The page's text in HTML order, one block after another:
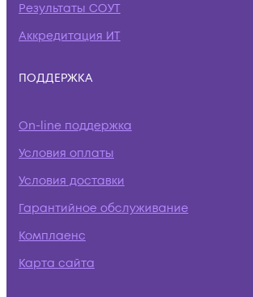
Результаты СОУТ
Аккредитация ИТ
ПОДДЕРЖКА
On-line поддержка
Условия оплаты
Условия доставки
Гарантийное обслуживание
Комплаенс
Карта сайта